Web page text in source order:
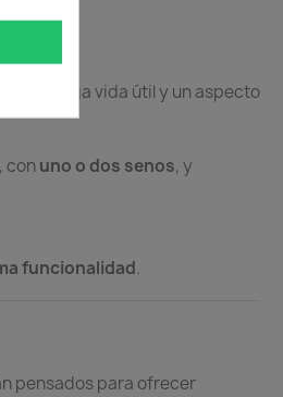
una larga vida útil y un aspecto
, con uno o dos senos, y
funcionalidad.
pensados para ofrecer